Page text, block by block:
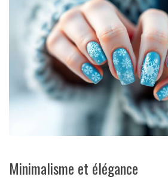
Minimalisme et élégance